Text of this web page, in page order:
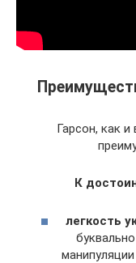
Гарсон, как
К
легкость